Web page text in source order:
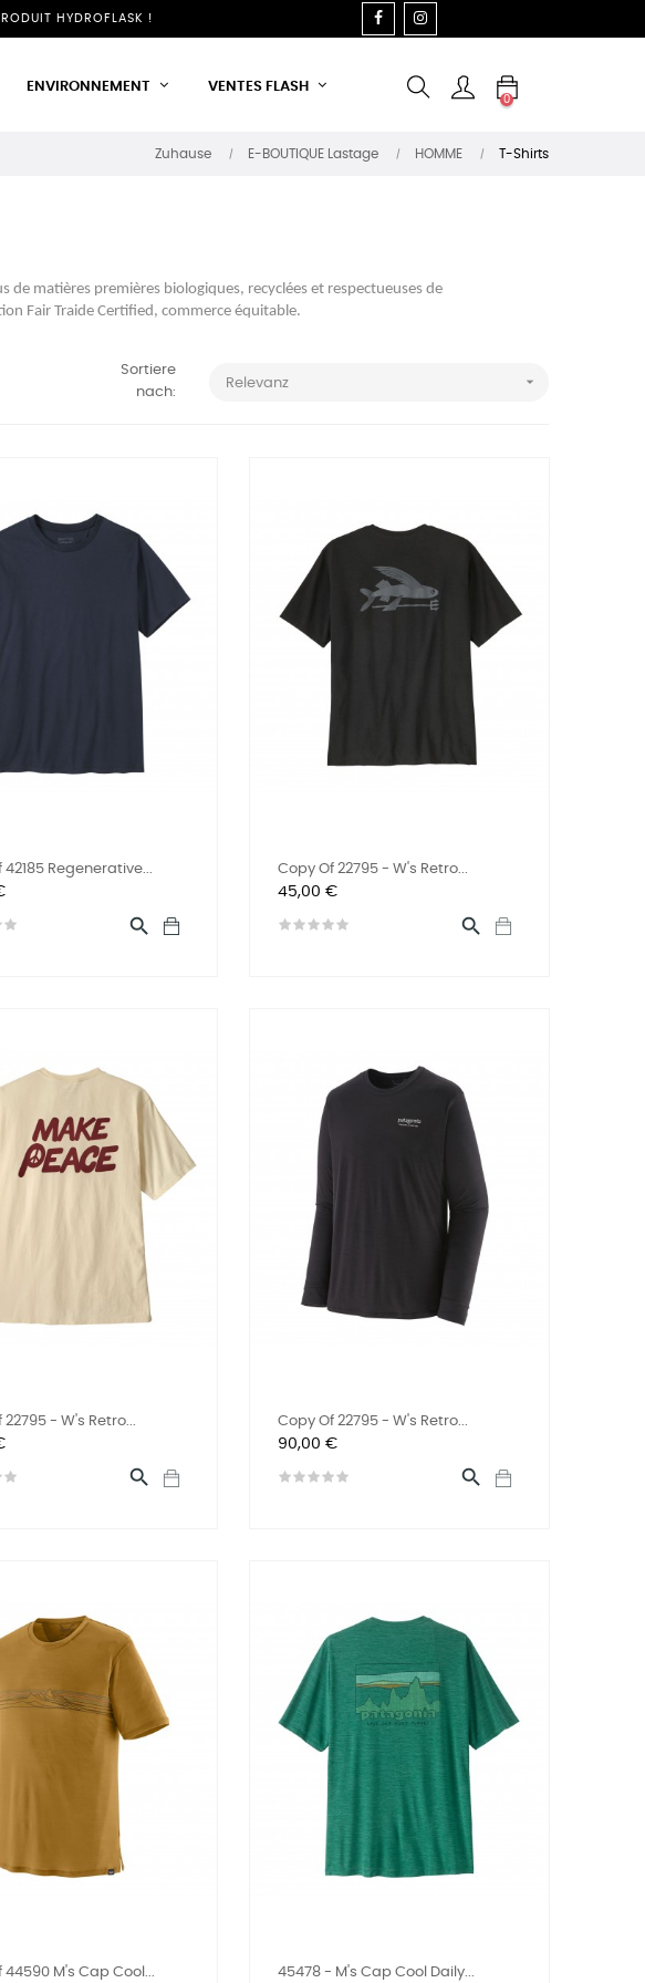
HYDROFLASK ! FACEBOOK
ENVIRONNEMENT VENTES FLASH
0
Zuhause E-BOUTIQUE Lastage HOMME T-Shirts
de matières premières biologiques, recyclées et respectueuses de
Fair Traide Certified, commerce équitable.
Sortiere
nach:
Relevanz 
42185 Regenerative...

Copy Of 22795 - W's Retro...
Preis
45,00 €

22795 - W's Retro...

Copy Of 22795 - W's Retro...
Preis
90,00 €

44590 M's Cap Cool... 45478 - M's Cap Cool Daily...